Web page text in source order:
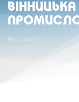
Мапа сайту